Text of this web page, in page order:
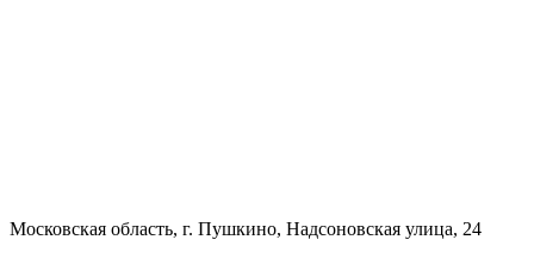
Московская область, г. Пушкино, Надсоновская улица, 24